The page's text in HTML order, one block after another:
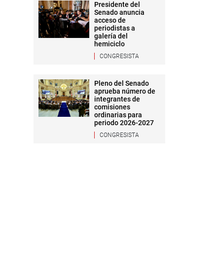
Presidente del
Senado anuncia
acceso de
periodistas a
galería del
hemiciclo
CONGRESISTA
Pleno del Senado
aprueba número de
integrantes de
comisiones
ordinarias para
periodo 2026-2027
CONGRESISTA